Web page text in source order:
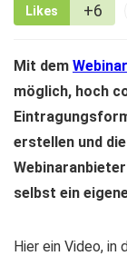
Likes +6
Mit dem
möglich, hoch
erstellen und
selbst ein
Hier ein Video, in